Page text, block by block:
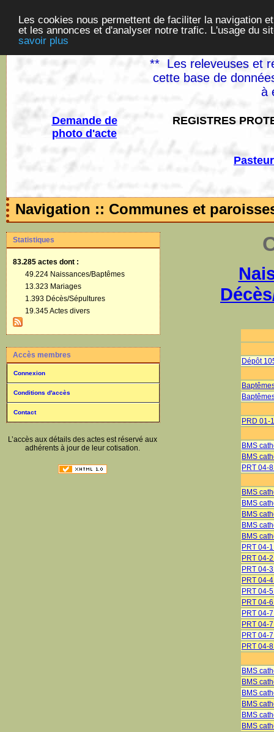
Les cookies nous permettent de faciliter la navigation
et les annonces et d'analyser notre trafic. L'usage du
savoir plus
** Les releveuses et
cette base de
à
Demande de
photo d'acte
REGISTRES
Navigation :: Communes et
Statistiques
83.285 actes dont :
49.224 Naissances/Baptêmes
13.323 Mariages
1.393 Décès/Sépultures
19.345 Actes divers
Accès membres
Connexion
Conditions d'accès
Contact
L’accès aux détails des actes est réservé aux
adhérents à jour de leur cotisation.
Dépôt
PRD 01-
BMS
BMS
PRT 04-
BMS
BMS
BMS
BMS
BMS
PRT 04-
PRT 04-
PRT 04-
PRT 04-
PRT 04-
PRT 04-
PRT 04-
PRT 04-
PRT 04-
PRT 04-
BMS
BMS
BMS
BMS
BMS
BMS